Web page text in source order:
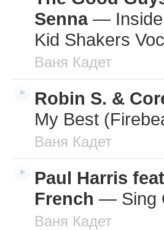
Senna—
Kid Shakers
Ваня Кадет
Robin S. &
My Best
Ваня Кадет
Paul Harris
French — Sing
Ваня Кадет